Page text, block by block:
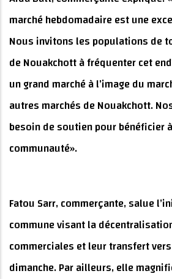
marché hebdomadaire est une
Nous invitons les populations de
de Nouakchott à fréquenter cet
un grand marché à l’image du
autres marchés de Nouakchott.
besoin de soutien pour bénéficier
communauté».
Fatou Sarr, commerçante, salue
commune visant la
commerciales et leur transfert
dimanche. Par ailleurs, elle